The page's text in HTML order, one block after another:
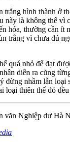
trắng hình thành ở
này là không thể vì
hóa, thường cần ít
trắng vì chưa đủ
quá nhỏ để đạt
diễn ra cũng
đừng nhầm lẫn loại
loại thiên thể đó
văn Nghiệp dư Hà